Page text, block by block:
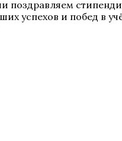
поздравляем
успехов и побед в